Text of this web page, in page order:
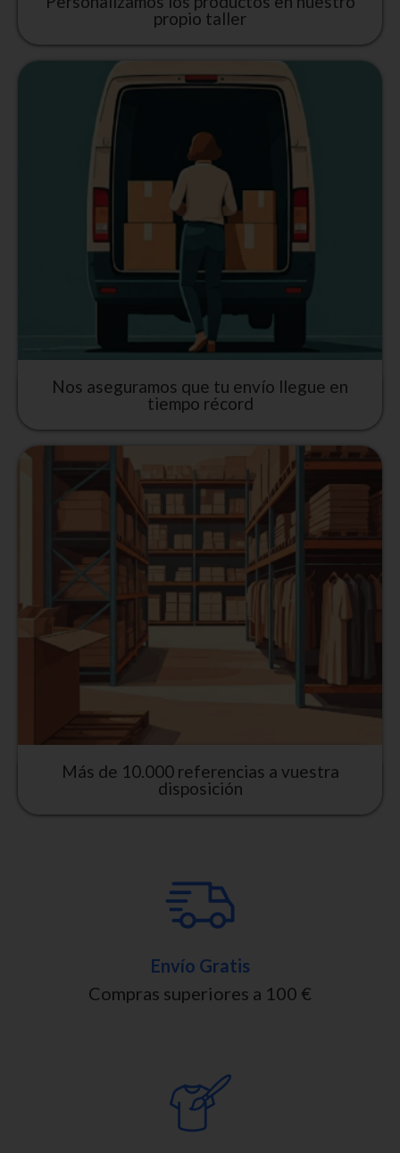
propio taller
Nos aseguramos que tu envío llegue en
tiempo récord
Más de 10.000 referencias a vuestra
disposición
Envío Gratis
Compras superiores a 100 €